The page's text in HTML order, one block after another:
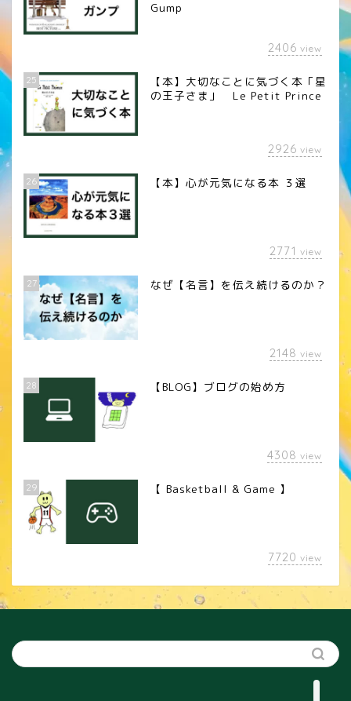
Gump
2406 view
25
【本】大切なことに気づく本「星
の王子さま」 Le Petit Prince
2926 view
26 【本】心が元気になる本 ３選
2771 view
27 なぜ【名言】を伝え続けるのか？
2148 view
28 【BLOG】ブログの始め方
4308 view
29 【 Basketball & Game 】
7720 view
カメラレンズ
YouTube